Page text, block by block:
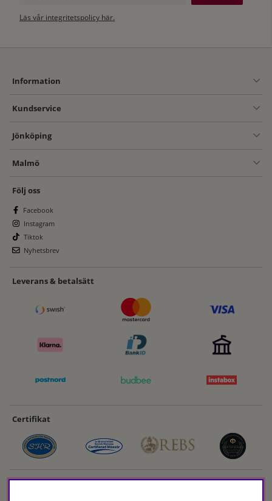
Läs vår integritetspolicy här.
Information
Kundservice
Jönköping
Malmö
Följ oss
Facebook
Instagram
Tiktok
Nyhetsbrev
Leverans & betalsätt
Certifikat